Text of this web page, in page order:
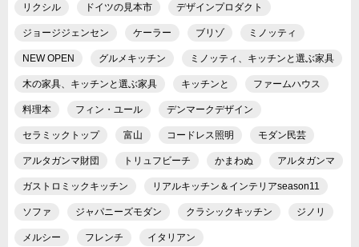
リクシル ドイツの見本市 デザインプロダクト
ジョージジェンセン ケーラー ブリゾ ミノッティ
NEW OPEN グルメキッチン ミノッティ、キッチンと選ぶ家具
木の家具、キッチンと選ぶ家具 キッチンと ファームハウス
料理本 フィン・ユール デンマークデザイン
セラミックトップ 富山 コードレス照明 モダン民芸
アルタガンマ財団 トリュフビーチ かまわぬ アルタガンマ
ガストロミックキッチン リアルキッチン＆インテリアseason11
ソファ ジャパニーズモダン クラシックキッチン ジノリ
メルシー フレンチ イタリアン